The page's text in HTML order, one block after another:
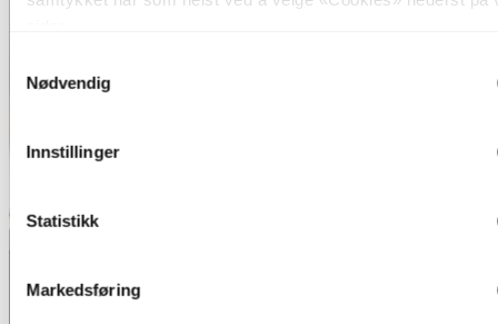
Nødvendig
Innstillinger
Statistikk
Markedsføring